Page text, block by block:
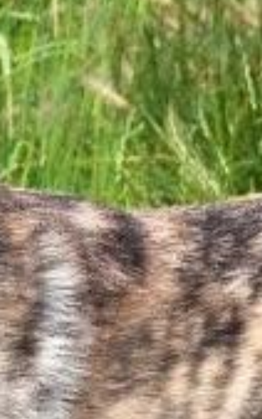
Over ons
Contact & support
Veelgestelde vragen
Vacatures